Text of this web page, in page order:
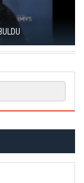
ÖDÜLLERI